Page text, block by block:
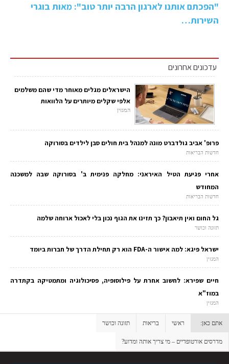
"הפכתם אותנו לארגון הרבה יותר טוב": מאות בוגרי
השירות…
עדכונים אחרונים
הישראלים מגלים מאוחר מדי שהם משלמים
אלפי שקלים מיותרים על הלוואות
המגזין
פרופ' אביב גולדברט מונה למנהל בית חולים סבן לילדים בסורוקה
חדשות הבריאות
אחרי פגיעת הטיל האיראני: מחלקה פנימית ב' בסורוקה שבה למשכנה
המחודש
חדשות הבריאות
גל החום ואין תיאבון? כך תזינו את הגוף נכון בלי לאכול ארוחה שלמה
תזונה וכושר
ישראל פיגא: למה אישור ה-FDA הוא רק תחילת הדרך של חברות ביומד
המגזין
חיים שפירא: לחשוב אחרת על פילוסופיה, פסיכולוגיה ומתמטיקה בקתדרה
במוז"א
המגזין
אתם כאן: ראשי בריאות תזונה וכושר
מדרסים אורטופדיים – מי צריך אותה ומדוע?